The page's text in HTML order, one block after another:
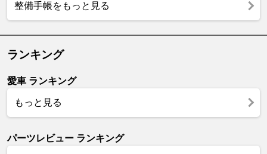
整備手帳をもっと見る
ランキング
愛車 ランキング
もっと見る
パーツレビュー ランキング